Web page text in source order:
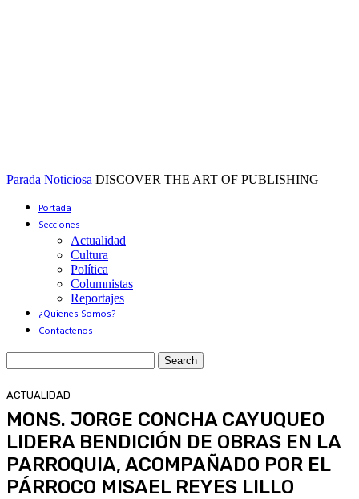
Parada Noticiosa DISCOVER THE ART OF PUBLISHING
Portada
Secciones
Actualidad
Cultura
Política
Columnistas
Reportajes
¿Quienes Somos?
Contactenos
ACTUALIDAD
MONS. JORGE CONCHA CAYUQUEO
LIDERA BENDICIÓN DE OBRAS EN LA
PARROQUIA, ACOMPAÑADO POR EL
PÁRROCO MISAEL REYES LILLO